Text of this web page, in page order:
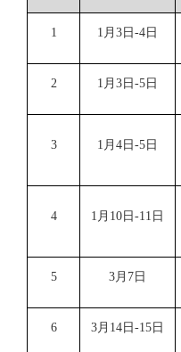
1 1月3日-4日
2 1月3日-5日
3 1月4日-5日
4 1月10日-11日
5 3月7日
6 3月14日-15日